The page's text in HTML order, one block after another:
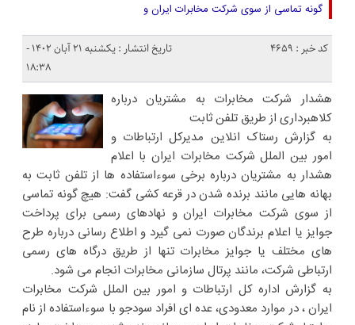
گونه تماسی از سوی شرکت مخابرات ایران و
کد خبر : 4659
تاریخ انتشار : یکشنبه ۲۱ آبان ۱۴۰۲ -
۱۸:۳۸
هشدار شرکت مخابرات به مشتریان درباره
کلاهبرداری از طریق تلفن ثابت
به گزارش رستاک انلاین مدیرکل ارتباطات و
امور بین الملل شرکت مخابرات ایران با اعلام
هشدار به مشتریان درباره برخی سوءاستفاده ها از تلفن ثابت به
بهانه هایی مانند برنده شدن در قرعه کشی گفت: هیچ گونه تماسی
از سوی شرکت مخابرات ایران و نهادهای رسمی برای پرداخت
جوایز یا اعلام برندگان صورت نمی گیرد و اطلاع رسانی درباره طرح
های مختلف یا جوایز مخابرات تنها از طریق درگاه های رسمی
ارتباطی شرکت، مانند پرتال سازمانی مخابرات انجام می شود.
به گزارش اداره کل ارتباطات و امور بین الملل شرکت مخابرات
ایران ، در موارد معدودی، عده ای افراد سودجو با سوءاستفاده از نام